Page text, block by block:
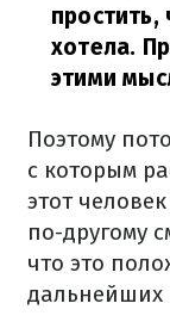
простить,
хотела.
этими
Поэтому
с которым
этот
по-другому
что это
дальнейших